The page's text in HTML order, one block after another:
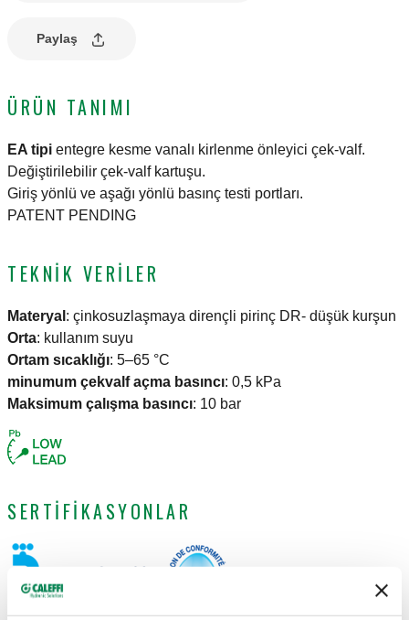
Paylaş
ÜRÜN TANIMI
EA tipi entegre kesme vanalı kirlenme önleyici çek-valf.
Değiştirilebilir çek-valf kartuşu.
Giriş yönlü ve aşağı yönlü basınç testi portları.
PATENT PENDING
TEKNIK VERILER
Materyal : çinkosuzlaşmaya dirençli pirinç DR- düşük kurşun
Orta: kullanım suyu
Ortam sıcaklığı: 5–65 °C
minumum çekvalf açma basıncı: 0,5 kPa
Maksimum çalışma basıncı: 10 bar
SERTIFIKASYONLAR